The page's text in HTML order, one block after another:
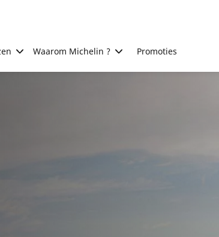
Waarom Michelin ? Promoties